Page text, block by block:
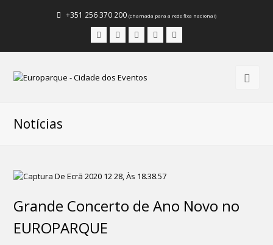
+351 256 370 200 (chamada para a rede fixa nacional)
FacebookInstagram
LinkedInYoutube
Notícias
Grande Concerto de Ano Novo no
EUROPARQUE